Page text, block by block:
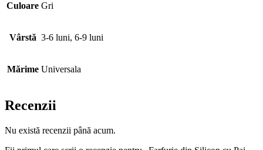
Este sigura in cuptorul cu microunde, frigider si congelator, astfel
O farfurie conceputa sa reziste pentru anii urmatori!
de spalat vase
Farfuriile din silicon pentru copii rezista petelor si nu absorb aromele
Se poate pune la cuptor cu microunde
Culoare Gri
Vârstă 3-6 luni, 6-9 luni
Mărime Universala
Recenzii
Nu există recenzii până acum.